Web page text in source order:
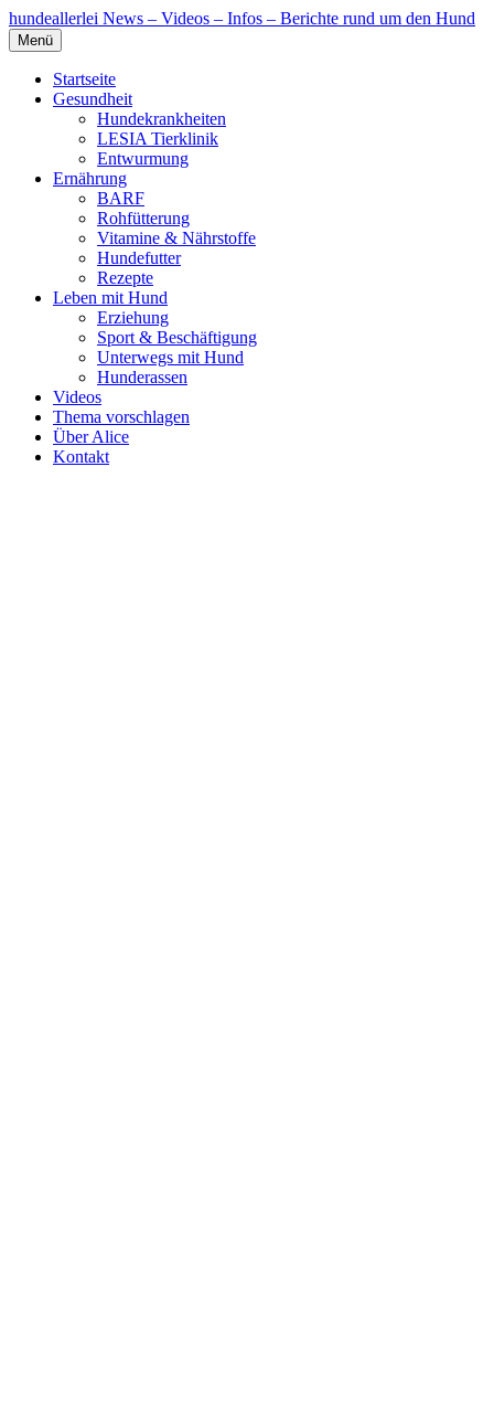
hundeallerlei News – Videos – Infos – Berichte rund um den Hund
Menü
Startseite
Gesundheit
Hundekrankheiten
LESIA Tierklinik
Entwurmung
Ernährung
BARF
Rohfütterung
Vitamine & Nährstoffe
Hundefutter
Rezepte
Leben mit Hund
Erziehung
Sport & Beschäftigung
Unterwegs mit Hund
Hunderassen
Videos
Thema vorschlagen
Über Alice
Kontakt